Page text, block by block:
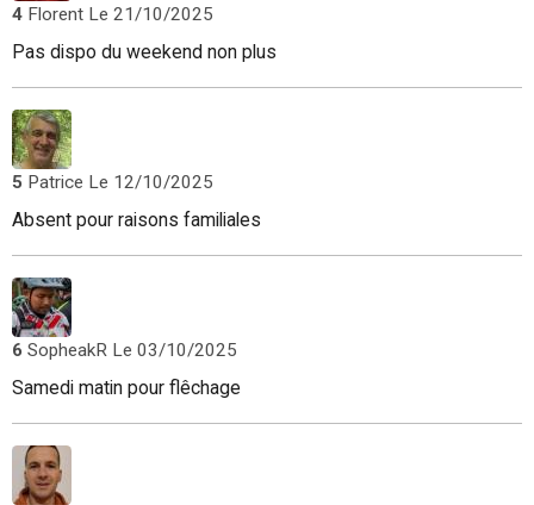
4 Florent Le 21/10/2025
Pas dispo du weekend non plus
5 Patrice Le 12/10/2025
Absent pour raisons familiales
6 SopheakR Le 03/10/2025
Samedi matin pour flêchage